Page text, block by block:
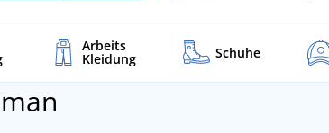
Arbeits
Kleidung Schuhe